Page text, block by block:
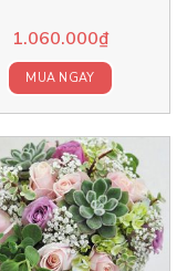
1.060.000₫
MUA NGAY